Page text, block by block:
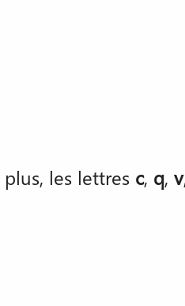
plus, les lettres c, q, v